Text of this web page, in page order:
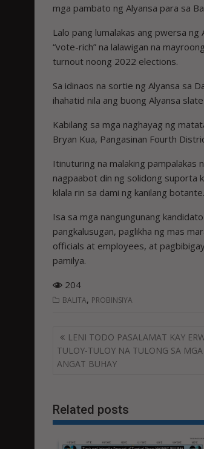
mga pambato ng Alyansa para sa
Lalo pang lumalakas ang pwersa
“vote-rich” na lalawigan na
turnout noong 2022 elections.
Sa idinaos na sortie ng Alyansa sa
ihahatid nila ang buong Alyansa
Kabilang sa mga naghayag ng
Bryan Kua, Pangasinan Fourth
Itinuturing na malaking pampalakas
nagpaabot din ng solidong suporta
kilala rin sa dami ng kanilang botante.
Isa sa mga nangungunang
pangkalusugan, paglikha ng mas
officials at employees, at
pamilya.
204
BALITA, PROBINSIYA
Post
navigation
LENI TODO PASALAMAT KAY
TULOY-TULOY NA TULONG SA
ANGAT BUHAY
Related posts